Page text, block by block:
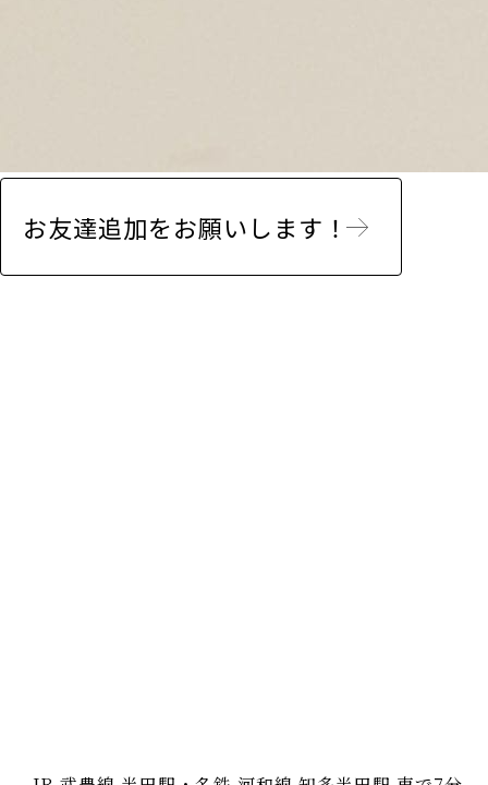
お友達追加をお願いします！